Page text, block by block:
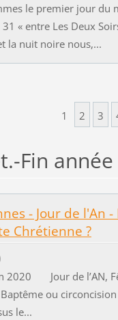
le premier jour du
« entre Les Deux
la nuit noire nous,...
1 2 3
Fin année
- Jour de l'An -
Chrétienne ?
2020 Jour de l’AN,
ou circoncision
le...